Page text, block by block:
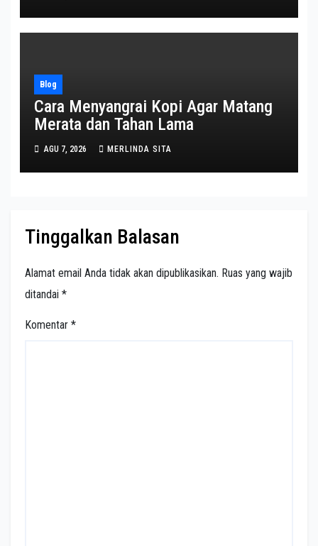
Blog
Cara Menyangrai Kopi Agar Matang
Merata dan Tahan Lama
AGU 7, 2026 MERLINDA SITA
Tinggalkan Balasan
Alamat email Anda tidak akan dipublikasikan. Ruas yang wajib
ditandai *
Komentar *